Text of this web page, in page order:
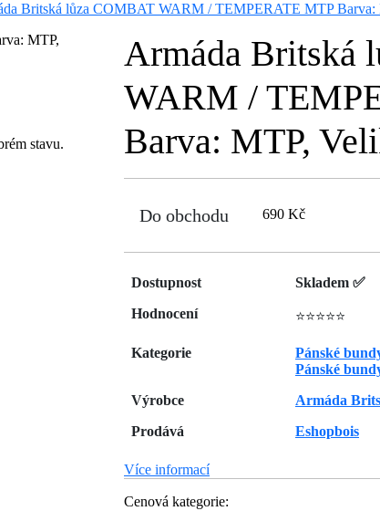
Britská lůza COMBAT WARM / TEMPERATE MTP Barva:
stavu.
Armáda Britská
WARM /
Barva: MTP,
Do obchodu 690 Kč
Dostupnost
Skladem ✅
Hodnocení
⭐⭐⭐⭐⭐
Kategorie
Pánské
Pánské
Výrobce
Armáda
Prodává
Eshopbois
Více informací
Cenová kategorie: